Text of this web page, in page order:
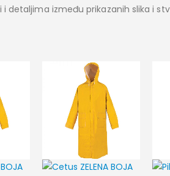
detaljima između prikazanih slika i